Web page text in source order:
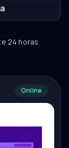
24 horas
Online